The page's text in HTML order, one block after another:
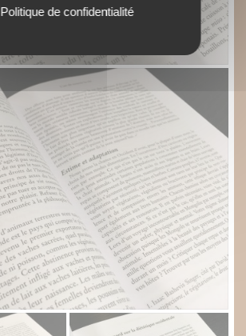
Politique de confidentialité